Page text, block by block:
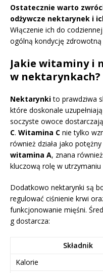
Ostatecznie warto
odżywcze nektarynek i
Włączenie ich do
ogólną kondycję
Jakie witaminy i
w nektarynkach?
Nektarynkito prawdziwa
które doskonale
soczyste owoce
C. Witamina C nie tylko
również działa jako
witamina A, znana
kluczową rolę w
Dodatkowo nektarynki są
regulować ciśnienie krwi
funkcjonowanie mięśni.
g dostarcza:
Składnik
Kalorie